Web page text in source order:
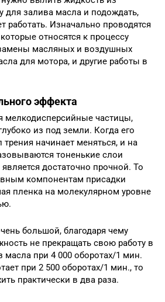
для залива масла и подождать,
работать. Изначально проводятся
относятся к процессу
масляных и воздушных
для мотора, и другие работы в
эффекта
мелкодисперсийные частицы,
из под земли. Когда его
начинает меняться, и на
тоненькие слои
достаточно прочной. То
компонентам присадки
пленка на молекулярном уровне
большой, благодаря чему
не прекращать свою работу в
масла при 4 000 оборотах/1 мин.
при 2 500 оборотах/1 мин., то
практически в два раза.